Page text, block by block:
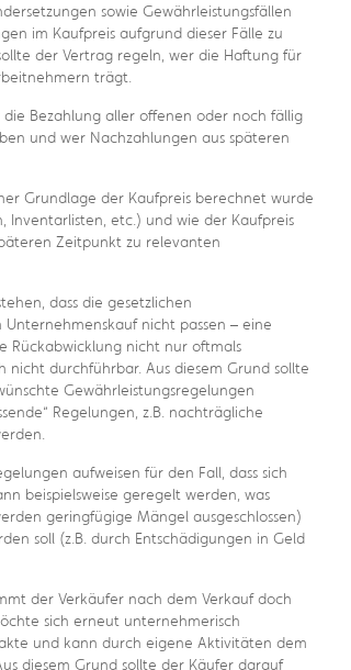
sowie Gewährleistungsfällen
im Kaufpreis aufgrund dieser Fälle zu
der Vertrag regeln, wer die Haftung für
trägt.
Bezahlung aller offenen oder noch fällig
und wer Nachzahlungen aus späteren
Grundlage der Kaufpreis berechnet wurde
Inventarlisten, etc.) und wie der Kaufpreis
Zeitpunkt zu relevanten
dass die gesetzlichen
nicht passen – eine
Rückabwicklung nicht nur oftmals
nicht durchführbar. Aus diesem Grund sollte
Gewährleistungsregelungen
Regelungen, z.B. nachträgliche
aufweisen für den Fall, dass sich
beispielsweise geregelt werden, was
geringfügige Mängel ausgeschlossen)
soll (z.B. durch Entschädigungen in Geld
der Verkäufer nach dem Verkauf doch
sich erneut unternehmerisch
und kann durch eigene Aktivitäten dem
diesem Grund sollte der Käufer darauf